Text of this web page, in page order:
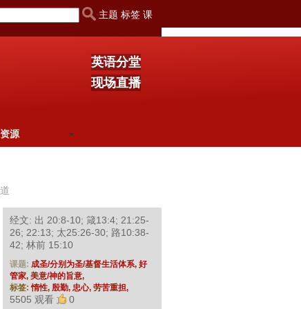
主题 标签 课
英语分堂
现场直播
资源
经文: 出 20:8-10; 箴13:4; 21:25-
26; 22:13; 太25:26-30; 路10:38-
42; 林前 15:10
课题: 成圣/分别为圣/基督生活体系, 好
管家, 美意/神的旨意,
标签:惰性, 殷勤, 忠心, 劳苦重担,
5505 观看 0